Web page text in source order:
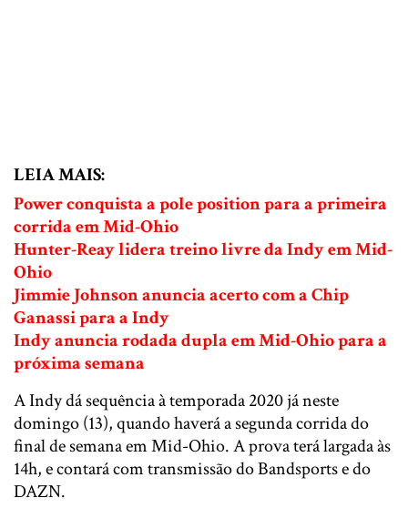
LEIA MAIS:
Power conquista a pole position para a primeira
corrida em Mid-Ohio
Hunter-Reay lidera treino livre da Indy em Mid-
Ohio
Jimmie Johnson anuncia acerto com a Chip
Ganassi para a Indy
Indy anuncia rodada dupla em Mid-Ohio para a
próxima semana
A Indy dá sequência à temporada 2020 já neste
domingo (13), quando haverá a segunda corrida do
final de semana em Mid-Ohio. A prova terá largada às
14h, e contará com transmissão do Bandsports e do
DAZN.